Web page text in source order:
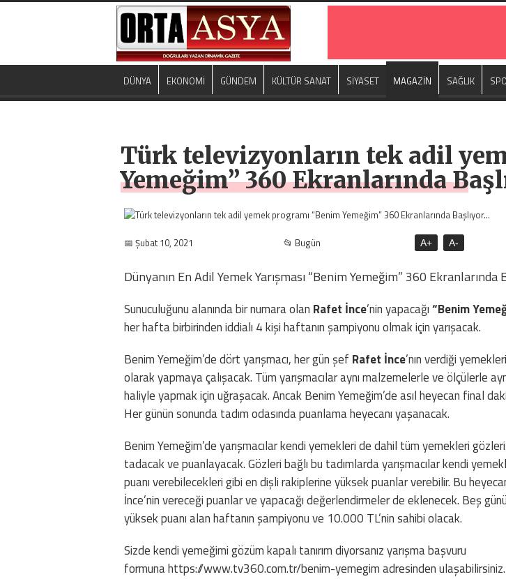
DÜNYA EKONOMİ GÜNDEM KÜLTÜR SANAT SİYASET MAGAZİN SAĞLIK
Türk televizyonların tek adil
Yemeğim” 360 Ekranlarında
📅 Şubat 10, 2021 📂 Bugün A+ A-
Dünyanın En Adil Yemek Yarışması “Benim Yemeğim” 360 Ekranlarında
Sunuculuğunu alanında bir numara olan Rafet İnce’nin yapacağı“Benim
her hafta birbirinden iddialı 4 kişi haftanın şampiyonu olmak için yarışacak.
Benim Yemeğim’de dört yarışmacı, her gün şef Rafet İnce’nın verdiği
olarak yapmaya çalışacak. Tüm yarışmacılar aynı malzemelerle ve ölçülerle
haliyle yapmak için uğraşacak. Ancak Benim Yemeğim’de asıl heyecan final
Her günün sonunda tadım odasında puanlama heyecanı yaşanacak.
Benim Yemeğim’de yarışmacılar kendi yemekleri de dahil tüm yemekleri
tadacak ve puanlayacak. Gözleri bağlı bu tadımlarda yarışmacılar kendi
puanı verebilecekleri gibi en dişli rakiplerine yüksek puanlar verebilir. Bu
İnce’nin vereceği puanlar ve yapacağı değerlendirmeler de eklenecek. Beş
yüksek puanı alan haftanın şampiyonu ve 10.000 TL’nin sahibi olacak.
Sizde kendi yemeğimi gözüm kapalı tanırım diyorsanız yarışma başvuru
formuna https://www.tv360.com.tr/benim-yemegim adresinden ulaşabilirsiniz.